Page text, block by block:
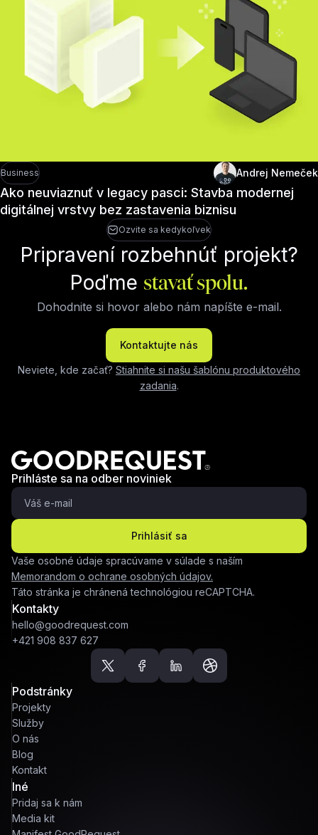
Business Andrej Nemeček
Ako neuviaznuť v legacy pasci: Stavba modernej
digitálnej vrstvy bez zastavenia biznisu
Ozvite sa kedykoľvek
Pripravení rozbehnúť projekt?
Poďmestavať spolu.
Dohodnite si hovor alebo nám napíšte e-mail.
Kontaktujte nás
Neviete, kde začať? Stiahnite si našu šablónu produktového
zadania.
Prihláste sa na odber noviniek
Prihlásiť sa
Vaše osobné údaje spracúvame v súlade s naším
Memorandom o ochrane osobných údajov.
Táto stránka je chránená technológiou reCAPTCHA.
Kontakty
hello@goodrequest.com
+421 908 837 627
Podstránky
Projekty
Služby
O nás
Blog
Kontakt
Iné
Pridaj sa k nám
Media kit